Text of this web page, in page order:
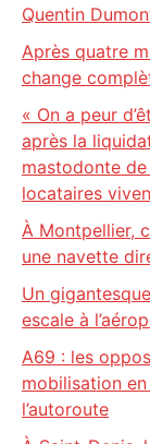
Quentin
Après quatre
change
« On a peur
après la
mastodonte
locataires
À Montpellier,
une navette
Un
escale à
A69 : les
mobilisation
l’autoroute